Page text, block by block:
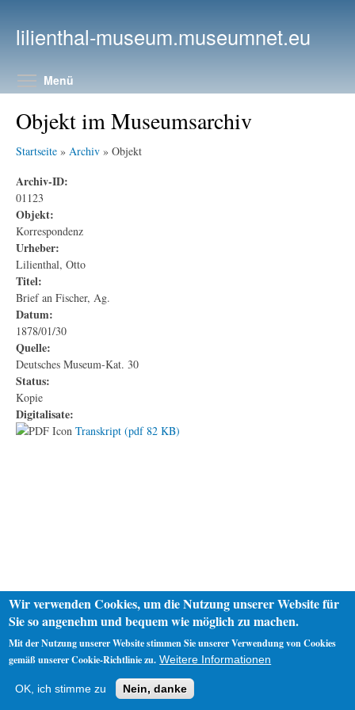
lilienthal-museum.museumnet.eu
Menü
Objekt im Museumsarchiv
Startseite » Archiv » Objekt
Archiv-ID:
01123
Objekt:
Korrespondenz
Urheber:
Lilienthal, Otto
Titel:
Brief an Fischer, Ag.
Datum:
1878/01/30
Quelle:
Deutsches Museum-Kat. 30
Status:
Kopie
Digitalisate:
Transkript (pdf 82 KB)
Impressum
Wir verwenden Cookies, um die Nutzung unserer Website für
Sie so angenehm und bequem wie möglich zu machen.
Mit der Nutzung unserer Website stimmen Sie unserer Verwendung von Cookies
gemäß unserer Cookie-Richtlinie zu. Weitere Informationen
OK, ich stimme zu Nein, danke